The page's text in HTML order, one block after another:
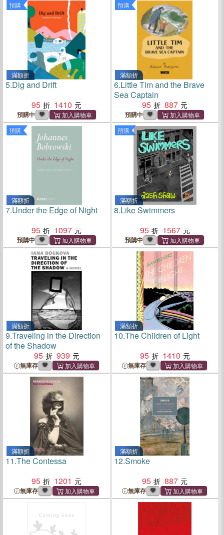
預購
滿額折
5.Dig and Drift
95
1410
預購中
預購
滿額折
6.Little Tim and the Brave
Sea Captain
95
887
預購中
預購
滿額折
7.Under the Edge of Night
95
1097
預購中
預購
滿額折
8.Like Swimmers
95
1567
預購中
滿額折
9.Traveling in the Direction
of the Shadow
95
939
無庫存
滿額折
10.The Children of Light
95
1410
無庫存
滿額折
11.The Contessa
95
1201
無庫存
滿額折
12.Smoke
95
887
無庫存